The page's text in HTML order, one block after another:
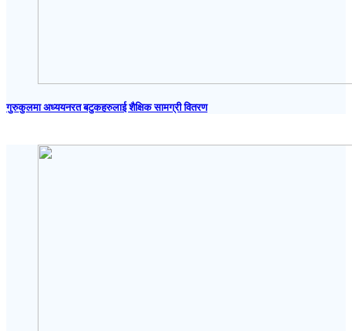
गुरुकुलमा अध्ययनरत बटुकहरुलाई शैक्षिक सामग्री वितरण